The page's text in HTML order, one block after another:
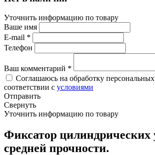
Уточнить информацию по товару
Ваше имя
E-mail *
Телефон
Ваш комментарий *
Соглашаюсь на обработку
соответствии с условиями
Отправить
Свернуть
Уточнить информацию по товару
Фиксатор цилиндрических
средней прочности.